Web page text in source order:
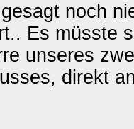
noch
Es müsste
unseres
direkt